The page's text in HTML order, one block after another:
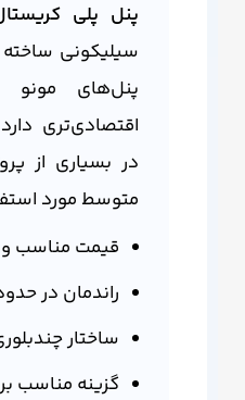
پنل پلی
سیلیکونی
پنل‌های مونو
اقتصادی‌تری
در بسیاری از
متوسط مورد
قیمت مناسب و
راندمان در
ساختار
گزینه مناسب